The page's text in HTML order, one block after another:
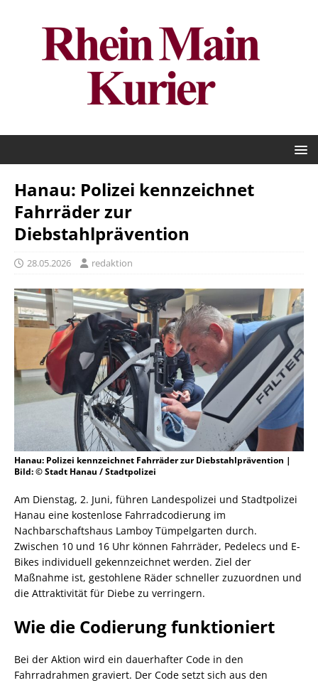
Hanau: Polizei kennzeichnet
Fahrräder zur
Diebstahlprävention
28.05.2026 redaktion
Hanau: Polizei kennzeichnet Fahrräder zur Diebstahlprävention |
Bild: © Stadt Hanau / Stadtpolizei
Am Dienstag, 2. Juni, führen Landespolizei und Stadtpolizei
Hanau eine kostenlose Fahrradcodierung im
Nachbarschaftshaus Lamboy Tümpelgarten durch.
Zwischen 10 und 16 Uhr können Fahrräder, Pedelecs und E-
Bikes individuell gekennzeichnet werden. Ziel der
Maßnahme ist, gestohlene Räder schneller zuzuordnen und
die Attraktivität für Diebe zu verringern.
Wie die Codierung funktioniert
Bei der Aktion wird ein dauerhafter Code in den
Fahrradrahmen graviert. Der Code setzt sich aus den